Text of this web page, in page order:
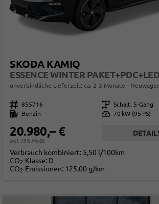
SKODA KAMIQ
ESSENCE WINTER PAKET+PDC+LED
unverbindliche Lieferzeit: ca. 2-3 Monate
Fahrzeugnr. 855716 Getriebe Schalt. 5-Gang
Kraftstoff
Benzin Leistung 70 kW (95 PS)
20.980,– €
incl. 19% MwSt.
Verbrauch kombiniert: 5,50 l/100km
CO2-Klasse: D
CO2-Emissionen: 125,00 g/km